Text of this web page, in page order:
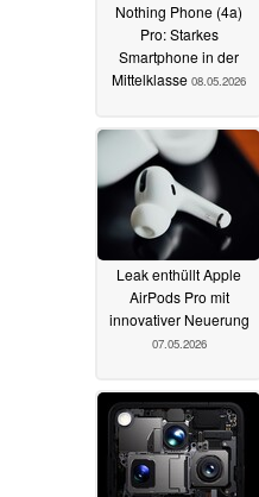
Nothing Phone (4a)
Pro: Starkes
Smartphone in der
Mittelklasse 08.05.2026
Leak enthüllt Apple
AirPods Pro mit
innovativer Neuerung
07.05.2026